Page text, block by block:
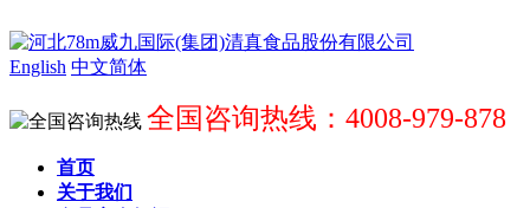
English 中文简体
全国咨询热线：4008-979-878
首页
关于我们